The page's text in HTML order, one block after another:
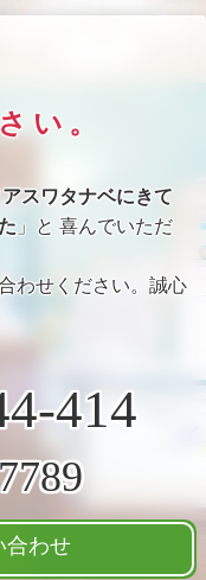
い。
スワタナベにきて
」と 喜んでいただ
わせください。誠心
414
合わせ